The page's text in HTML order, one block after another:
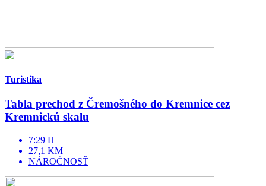
Turistika
Tabla prechod z Čremošného do Kremnice cez
Kremnickú skalu
7:29 H
27,1 KM
NÁROČNOSŤ